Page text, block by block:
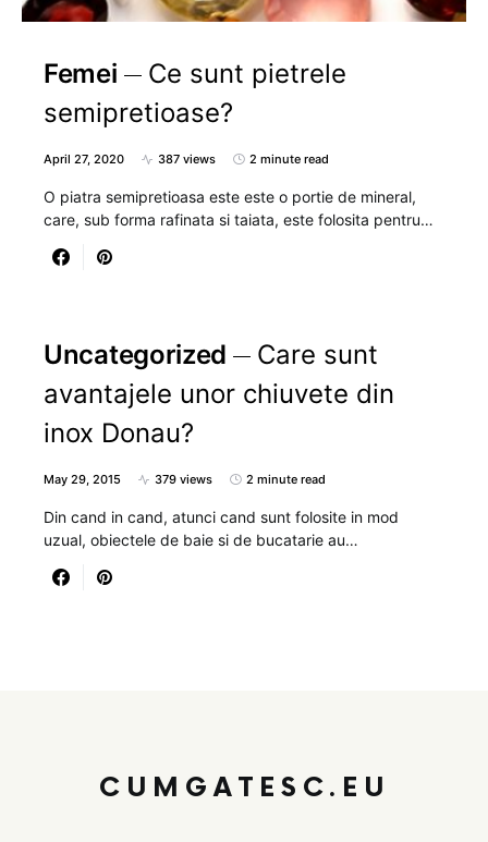
Femei
Ce sunt pietrele
semipretioase?
April 27, 2020 387 views 2 minute read
O piatra semipretioasa este este o portie de mineral,
care, sub forma rafinata si taiata, este folosita pentru…
Uncategorized
Care sunt
avantajele unor chiuvete din
inox Donau?
May 29, 2015 379 views 2 minute read
Din cand in cand, atunci cand sunt folosite in mod
uzual, obiectele de baie si de bucatarie au…
CUMGATESC.EU